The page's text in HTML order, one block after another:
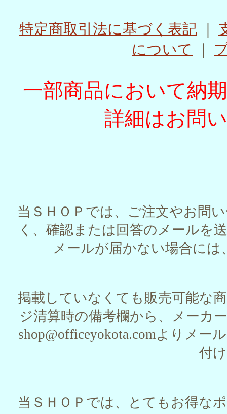
特定商取引法に基づく表記｜
について
｜
一部商品において納
詳細はお問
当ＳＨＯＰでは、ご注文やお問
く、確認または回答のメールを
メールが届かない場合に
掲載していなくても販売可能な
ジ清算時の備考欄から、メーカ
shop@officeyokota.comよりメー
付
当ＳＨＯＰでは、とてもお得な